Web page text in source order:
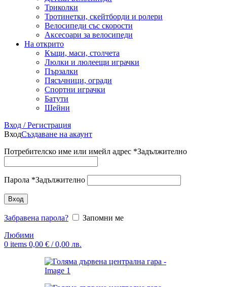
Триколки
Тротинетки, скейтборди и ролери
Велосипеди със скорости
Аксесоари за велосипеди
На открито
Къщи, маси, столчета
Люлки и люлеещи играчки
Пързалки
Пясъчници, огради
Спортни играчки
Батути
Шейни
Вход / Регистрация
ВходСъздаване на акаунт
Потребителско име или имейл адрес *Задължително
Парола *Задължително
Вход
Забравена парола?
Запомни ме
Любими
0 items 0,00 € / 0,00 лв.